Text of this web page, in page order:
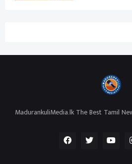
MadurankuliMedia.lk The Best Tamil